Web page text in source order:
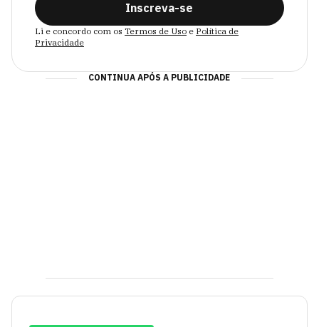
Inscreva-se
Li e concordo com os Termos de Uso e Política de
Privacidade
CONTINUA APÓS A PUBLICIDADE